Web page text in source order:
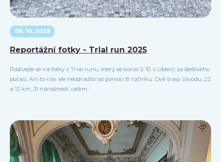
06. 10. 2025
Reportážní fotky - Trial run 2025
Podívejte se na fotky z Trial runu, který se konal 5. 10. v Liberci za deštivého
počasí. Ani to nás ale neodradilo od pomoci 8. ročníku. Dvě trasy závodu, 22
a 12 km, 31 národností, celkm...